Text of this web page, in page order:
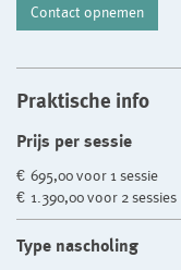
Contact opnemen
Praktische info
Prijs per sessie
€ 695,00 voor 1 sessie
€ 1.390,00 voor 2 sessies
Type nascholing